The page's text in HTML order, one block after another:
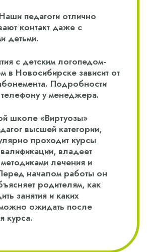
педагоги отлично
контакт даже с
детьми.
с детским логопедом-
в Новосибирске зависит от
Подробности
телефону у менеджера.
школе «Виртуозы»
высшей категории,
проходит курсы
владеет
лечения и
началом работы он
родителям, как
занятия и каких
можно ожидать после
курса.